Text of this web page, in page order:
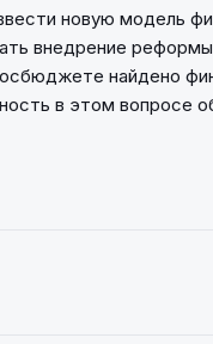
новую модель
внедрение реформы
найдено
в этом вопросе